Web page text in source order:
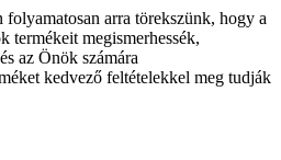
arra törekszünk, hogy a
termékeit megismerhessék,
az Önök számára
kedvező feltételekkel meg tudják